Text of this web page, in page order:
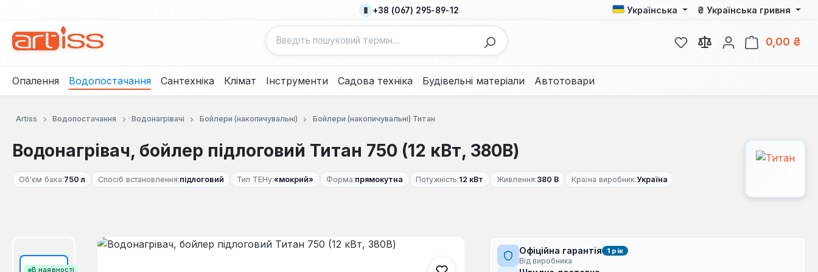
+38 (067) 295-89-12 Українська ₴ Українська гривня
У вас є 0 у списку бажань
0,00 ₴
Опалення Водопостачання Сантехніка Клімат Інструменти Садова техніка Будівельні матеріали Автотовари
Artiss Водопостачання Водонагрівачі Бойлери (накопичувальні) Бойлери (накопичувальні) Титан
Водонагрівач, бойлер підлоговий Титан 750 (12 кВт, 380В)
Об'єм бака:750 л Спосіб встановлення:підлоговий Тип ТЕНу:«мокрий» Форма:прямокутна Потужність:12 кВт Живлення:380 В Країна виробник:Україна
В наявності
Пропустити галерею зображень
Офіційна гарантія 1 рік
Від виробника